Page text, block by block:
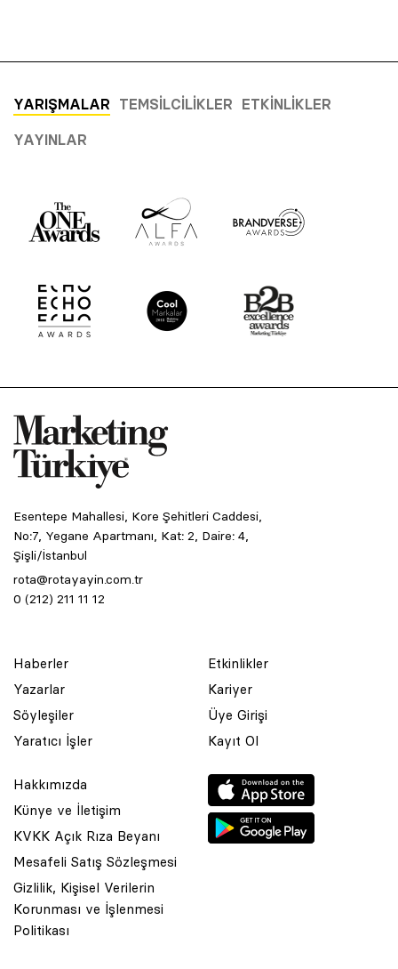
YARIŞMALAR TEMSILCILIKLER ETKINLIKLER
YAYINLAR
Esentepe Mahallesi, Kore Şehitleri Caddesi,
No:7, Yegane Apartmanı, Kat: 2, Daire: 4,
Şişli/İstanbul
rota@rotayayin.com.tr
0 (212) 211 11 12
Haberler
Yazarlar
Söyleşiler
Yaratıcı İşler
Etkinlikler
Kariyer
Üye Girişi
Kayıt Ol
Hakkımızda
Künye ve İletişim
KVKK Açık Rıza Beyanı
Mesafeli Satış Sözleşmesi
Gizlilik, Kişisel Verilerin
Korunması ve İşlenmesi
Politikası
© 2001 Rota Yayın Yapım Tanıtım Tic. Ltd. Şti. Bu Sitede Bulunan